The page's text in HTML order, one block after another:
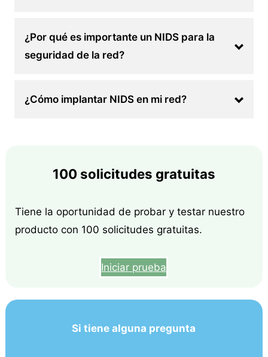
¿Por qué es importante un NIDS para la
seguridad de la red?
¿Cómo implantar NIDS en mi red?
100 solicitudes gratuitas
Tiene la oportunidad de probar y testar nuestro
producto con 100 solicitudes gratuitas.
Iniciar prueba
Si tiene alguna pregunta